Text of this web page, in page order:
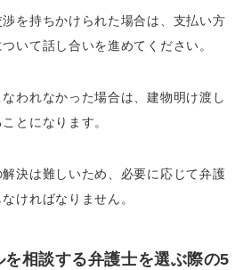
を持ちかけられた場合は、支払い方
いて話し合いを進めてください。
われなかった場合は、建物明け渡し
とになります。
決は難しいため、必要に応じて弁護
ければなりません。
相談する弁護士を選ぶ際の5